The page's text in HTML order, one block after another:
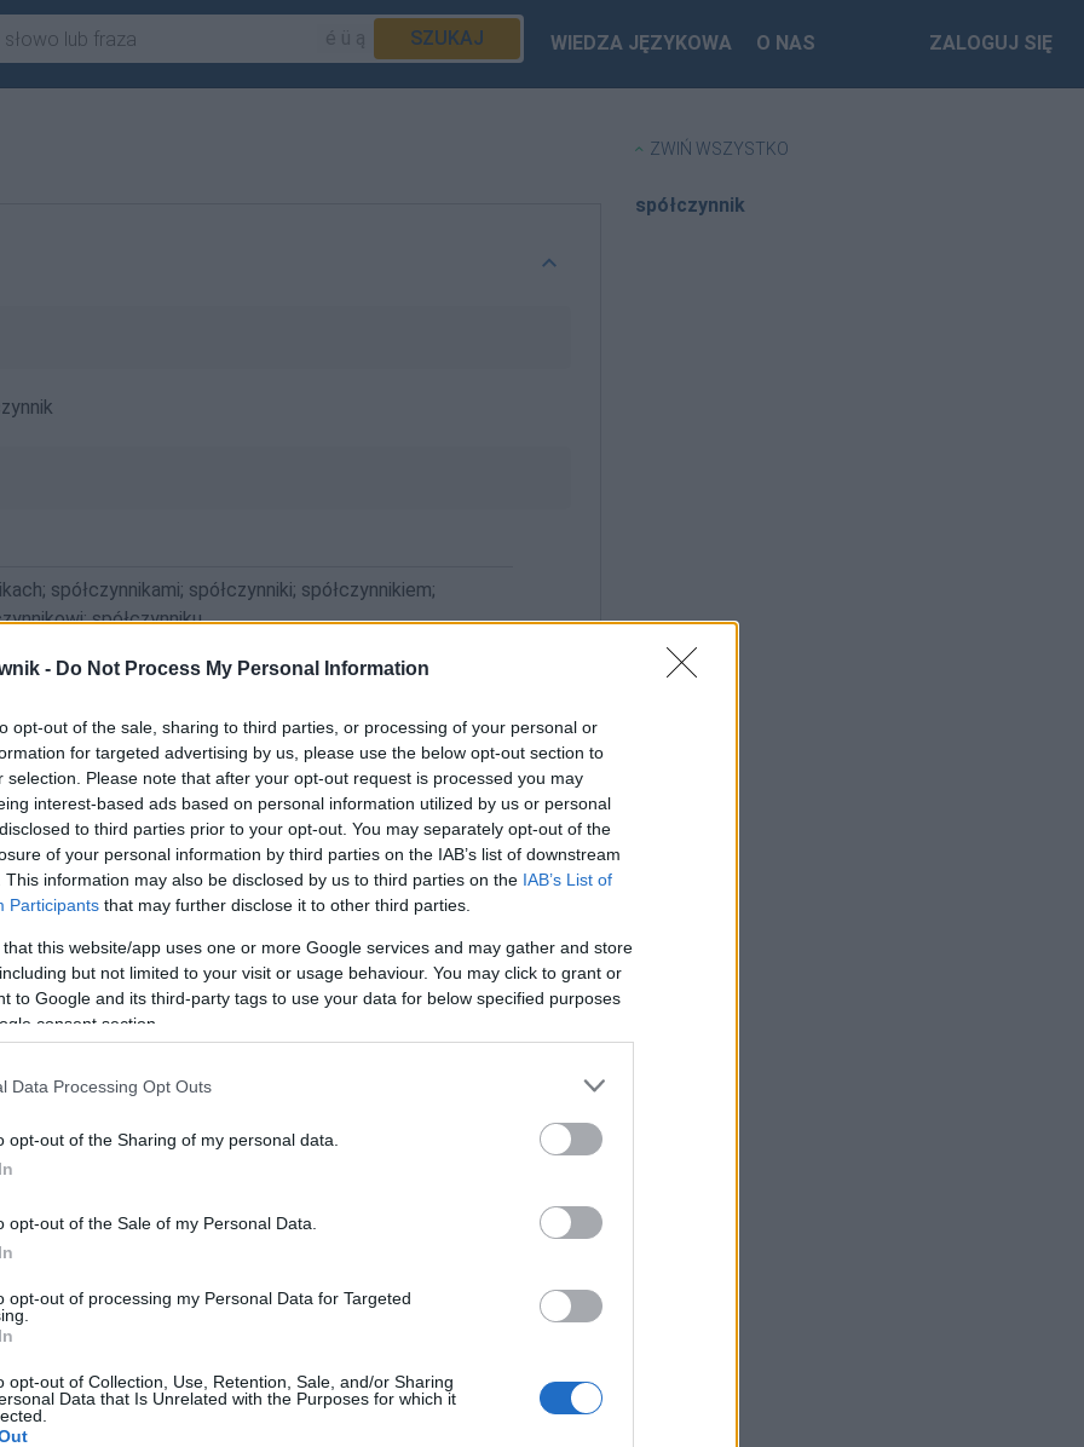
- Do Not Process My Personal Information
opt-out of the sale, sharing to third parties, or processing of your personal or
for targeted advertising by us, please use the below opt-out section to
selection. Please note that after your opt-out request is processed you may
interest-based ads based on personal information utilized by us or personal
to third parties prior to your opt-out. You may separately opt-out of the
of your personal information by third parties on the IAB’s list of downstream
This information may also be disclosed by us to third parties on the IAB’s List of
Participants that may further disclose it to other third parties.
that this website/app uses one or more Google services and may gather and store
but not limited to your visit or usage behaviour. You may click to grant or
to Google and its third-party tags to use your data for below specified purposes
consent section.
Data Processing Opt Outs
opt-out of the Sharing of my personal data.
opt-out of the Sale of my Personal Data.
opt-out of processing my Personal Data for Targeted
opt-out of Collection, Use, Retention, Sale, and/or Sharing
Data that Is Unrelated with the Purposes for which it
SZUKAJ WIEDZA JĘZYKOWA O NAS ZALOGUJ SIĘ
spółczynnikami; spółczynniki; spółczynnikiem;
spółczynniku
abonenci Dobrego słownika.
SPRAWDŹ
ZWIŃ WSZYSTKO
spółczynnik